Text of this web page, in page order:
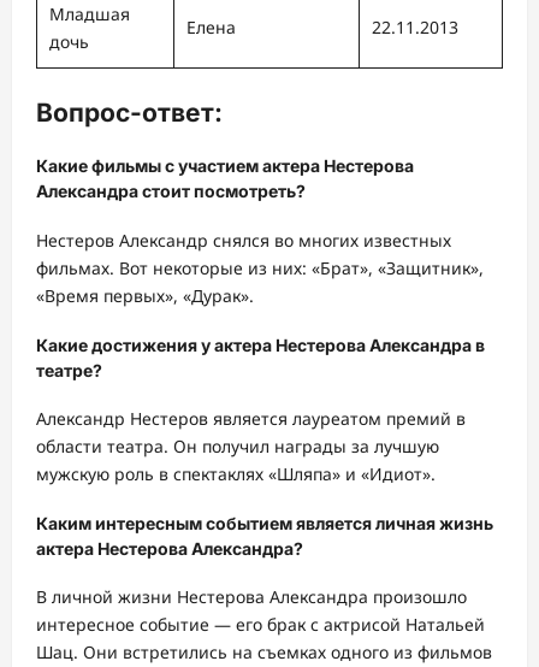
Младшая
дочь
Елена 22.11.2013
Вопрос-ответ:
Какие фильмы с участием актера Нестерова
Александра стоит посмотреть?
Нестеров Александр снялся во многих известных
фильмах. Вот некоторые из них: «Брат», «Защитник»,
«Время первых», «Дурак».
Какие достижения у актера Нестерова Александра в
театре?
Александр Нестеров является лауреатом премий в
области театра. Он получил награды за лучшую
мужскую роль в спектаклях «Шляпа» и «Идиот».
Каким интересным событием является личная жизнь
актера Нестерова Александра?
В личной жизни Нестерова Александра произошло
интересное событие — его брак с актрисой Натальей
Шац. Они встретились на съемках одного из фильмов